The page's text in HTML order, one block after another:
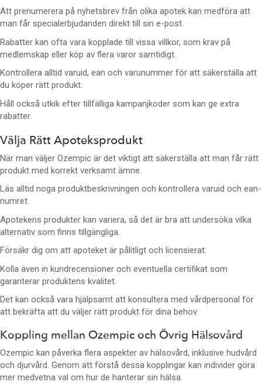
Att prenumerera på nyhetsbrev från olika apotek kan medföra att
man får specialerbjudanden direkt till sin e-post.
Rabatter kan ofta vara kopplade till vissa villkor, som krav på
medlemskap eller köp av flera varor samtidigt.
Kontrollera alltid varuid, ean och varunummer för att säkerställa att
du köper rätt produkt.
Håll också utkik efter tillfälliga kampanjkoder som kan ge extra
rabatter.
Välja Rätt Apoteksprodukt
När man väljer Ozempic är det viktigt att säkerställa att man får rätt
produkt med korrekt verksamt ämne.
Läs alltid noga produktbeskrivningen och kontrollera varuid och ean-
numret.
Apotekens produkter kan variera, så det är bra att undersöka vilka
alternativ som finns tillgängliga.
Försäkr dig om att apoteket är pålitligt och licensierat.
Kolla även in kundrecensioner och eventuella certifikat som
garanterar produktens kvalitet.
Det kan också vara hjälpsamt att konsultera med vårdpersonal för
att bekräfta att du väljer rätt produkt för dina behov.
Koppling mellan Ozempic och Övrig Hälsovård
Ozempic kan påverka flera aspekter av hälsovård, inklusive hudvård
och djurvård. Genom att förstå dessa kopplingar kan individer göra
mer medvetna val om hur de hanterar sin hälsa.